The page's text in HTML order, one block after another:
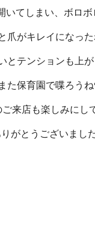
いてしまい、ボロボ
爪がキレイになっ
とテンションも上
また保育園で喋ろう
ご来店も楽しみにし
がとうございまし